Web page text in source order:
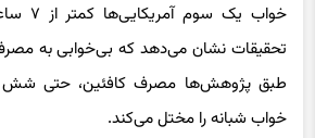
تحقیقات نشان می‌دهد که بی‌خوابی به
طبق پژوهش‌ها مصرف کافئین، حتی شش
خواب شبانه را مختل می‌کند.
آدنوزین را مسدود می‌کند